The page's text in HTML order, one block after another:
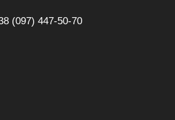
(097) 447-50-70